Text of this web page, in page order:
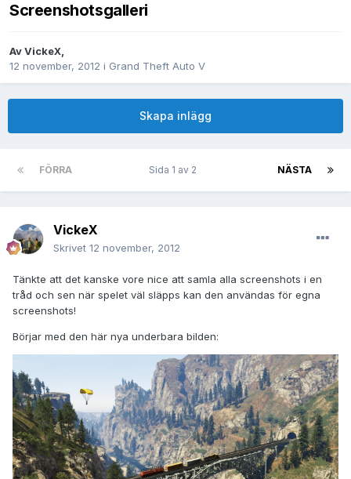
Screenshotsgalleri
AvVickeX,
12 november, 2012 i Grand Theft Auto V
Skapa inlägg
FÖRRA NÄSTA
Sida 1 av 2
VickeX
Skrivet 12 november, 2012
Tänkte att det kanske vore nice att samla alla screenshots i en
tråd och sen när spelet väl släpps kan den användas för egna
screenshots!
Börjar med den här nya underbara bilden: